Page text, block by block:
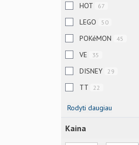
Radijo bangomis
valdomi robotai
HOT 67
LEGO 50
POKéMON 45
VE 35
DISNEY 29
TT 22
Rodyti daugiau
Kaina